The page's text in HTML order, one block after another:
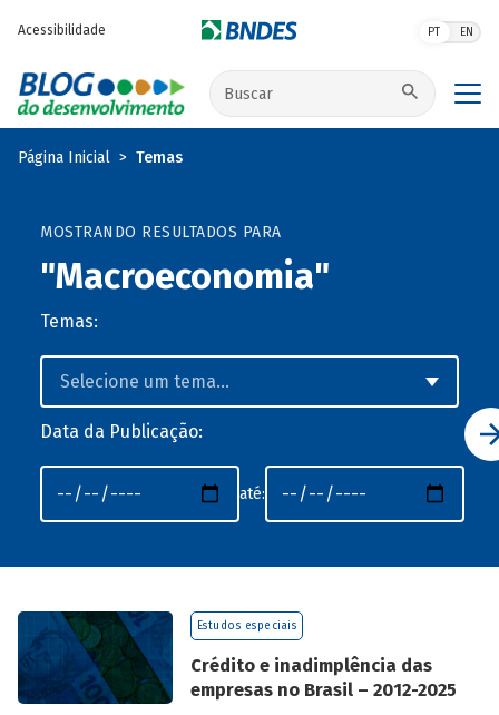
Acessibilidade PT EN
Buscar no site
Página Inicial Temas
MOSTRANDO RESULTADOS PARA
"Macroeconomia"
Temas:
Data da Publicação:
até:
Estudos especiais
Crédito e inadimplência das
empresas no Brasil – 2012-2025